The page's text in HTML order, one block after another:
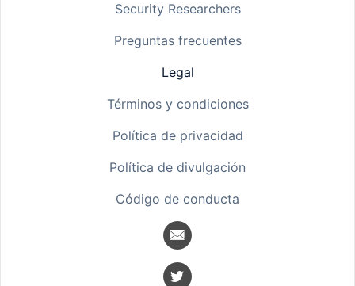
Security Researchers
Preguntas frecuentes
Legal
Términos y condiciones
Política de privacidad
Política de divulgación
Código de conducta